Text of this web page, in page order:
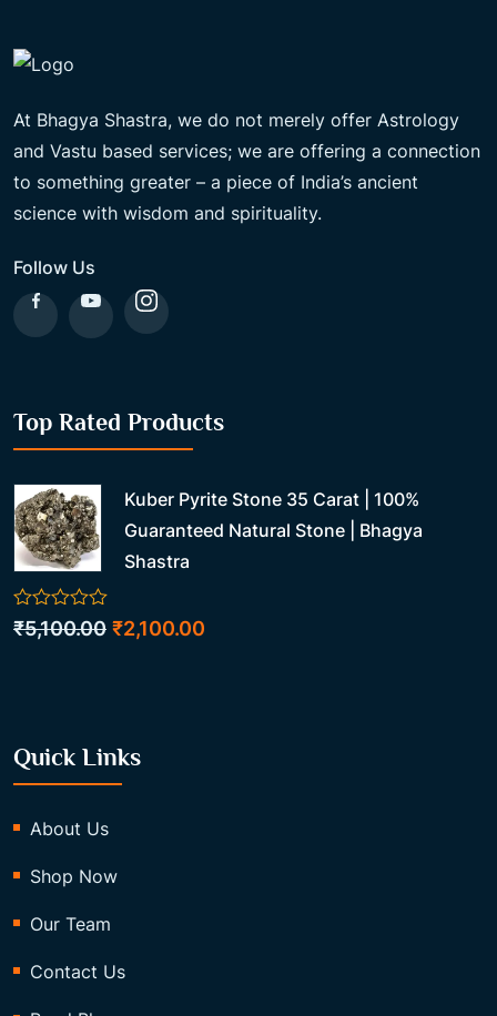
At Bhagya Shastra, we do not merely offer Astrology
and Vastu based services; we are offering a connection
to something greater – a piece of India’s ancient
science with wisdom and spirituality.
Follow Us
Top Rated Products
Kuber Pyrite Stone 35 Carat | 100%
Guaranteed Natural Stone | Bhagya
Shastra
0
out
₹5,100.00 Original
₹2,100.00
Quick Links
About Us
Shop Now
Our Team
Contact Us